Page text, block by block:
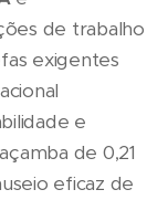
de trabalho
exigentes
e
de 0,21
eficaz de